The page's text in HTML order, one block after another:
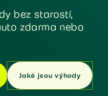
bez starostí,
zdarma nebo
Jaké jsou výhody